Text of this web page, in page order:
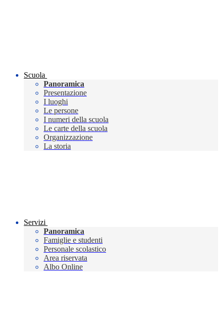
Scuola
Panoramica
Presentazione
I luoghi
Le persone
I numeri della scuola
Le carte della scuola
Organizzazione
La storia
Servizi
Panoramica
Famiglie e studenti
Personale scolastico
Area riservata
Albo Online